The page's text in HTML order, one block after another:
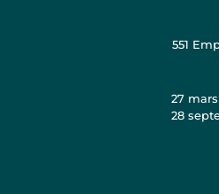
551
27
28